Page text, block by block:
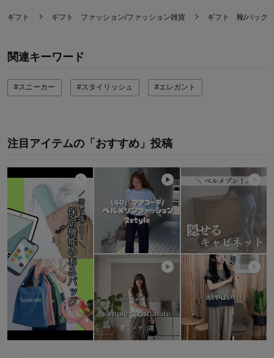
ギフト ギフト ファッション/ファッション雑貨 ギフト 靴/バッグ
関連キーワード
#スニーカー #スタイリッシュ #エレガント
注目アイテムの「おすすめ」投稿